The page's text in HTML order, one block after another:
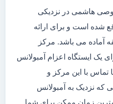
هاشمی در نزدیکی
شده است و برای ارائه
آماده می باشد. مرکز
یک ایستگاه اعزام آمبولانس
تماس با این مرکز و
که نزدیک به آمبولانس